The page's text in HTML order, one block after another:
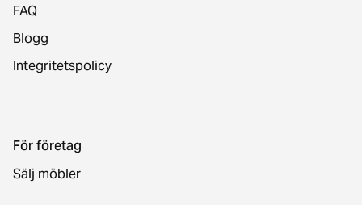
FAQ
Blogg
Integritetspolicy
För företag
Sälj möbler